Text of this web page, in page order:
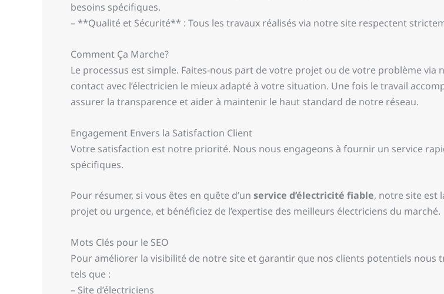
besoins spécifiques.
– **Qualité et Sécurité** : Tous les travaux réalisés via notre site respectent
Comment Ça Marche?
Le processus est simple. Faites-nous part de votre projet ou de votre problème
contact avec l’électricien le mieux adapté à votre situation. Une fois le travail
assurer la transparence et aider à maintenir le haut standard de notre réseau.
Engagement Envers la Satisfaction Client
Votre satisfaction est notre priorité. Nous nous engageons à fournir un service
spécifiques.
Pour résumer, si vous êtes en quête d’un service d’électricité fiable, notre site est
projet ou urgence, et bénéficiez de l’expertise des meilleurs électriciens du marché.
Mots Clés pour le SEO
Pour améliorer la visibilité de notre site et garantir que nos clients potentiels
tels que :
– Site d’électriciens